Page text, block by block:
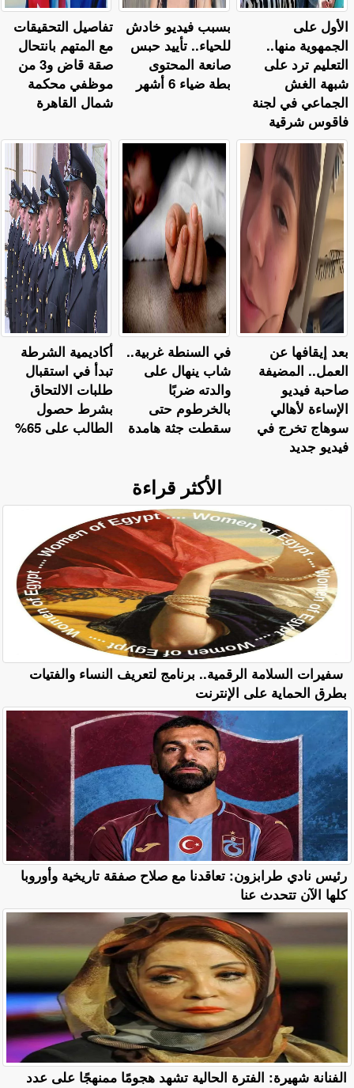
تفاصيل التحقيقات
مع المتهم بانتحال
صقة قاض و3 من
موظفي محكمة
شمال القاهرة
بسبب فيديو خادش
للحياء.. تأييد حبس
صانعة المحتوى
بطة ضياء 6 أشهر
الأول على
الجمهوية منها..
التعليم ترد على
شبهة الغش
الجماعي في لجنة
فاقوس شرقية
أكاديمية الشرطة
تبدأ في استقبال
طلبات الالتحاق
بشرط حصول
الطالب على 65%
في السنطة غربية..
شاب ينهال على
والدته ضربًا
بالخرطوم حتى
سقطت جثة هامدة
بعد إيقافها عن
العمل.. المضيفة
صاحبة فيديو
الإساءة لأهالي
سوهاج تخرج في
فيديو جديد
الأكثر قراءة
سفيرات السلامة الرقمية.. برنامج لتعريف النساء والفتيات
بطرق الحماية على الإنترنت
رئيس نادي طرابزون: تعاقدنا مع صلاح صفقة تاريخية وأوروبا
كلها الآن تتحدث عنا
الفنانة شهيرة: الفترة الحالية تشهد هجومًا ممنهجًا على عدد